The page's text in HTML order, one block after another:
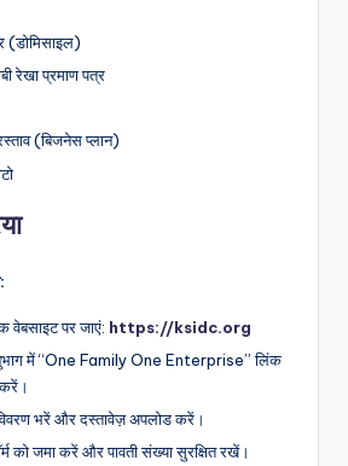
(डोमिसाइल)
रेखा प्रमाण पत्र
(बिजनेस प्लान)
वेबसाइट पर जाएं: https://ksidc.org
में “One Family One Enterprise” लिंक
भरें और दस्तावेज़ अपलोड करें।
को जमा करें और पावती संख्या सुरक्षित रखें।